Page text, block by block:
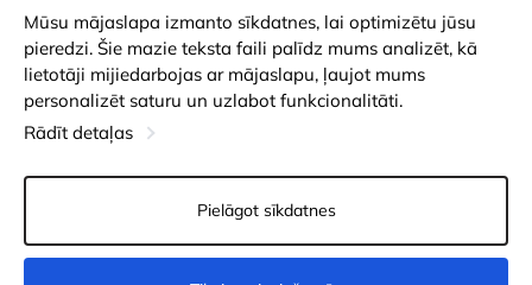
Par mums
Veikali
Apmaksa un piegāde
Loayalitātes kartes
Vairumtirdzniecības pircējiem
Privātuma politika
Noteikumi un nosacījumi
Preču atgriešanās
Sīkdatņu iestatījumi
Mūsu mājaslapa izmanto sīkdatnes, lai optimizētu jūsu
pieredzi. Šie mazie teksta faili palīdz mums analizēt, kā
lietotāji mijiedarbojas ar mājaslapu, ļaujot mums
personalizēt saturu un uzlabot funkcionalitāti.
Rādīt detaļas
Pielāgot sīkdatnes